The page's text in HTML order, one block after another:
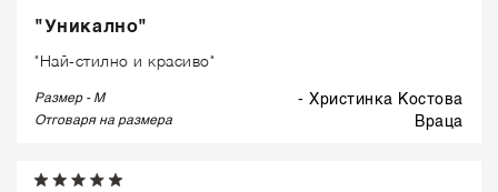
"Уникално"
"Най-стилно и красиво"
Размер - M - Христинка Костова
Отговаря на размера враца